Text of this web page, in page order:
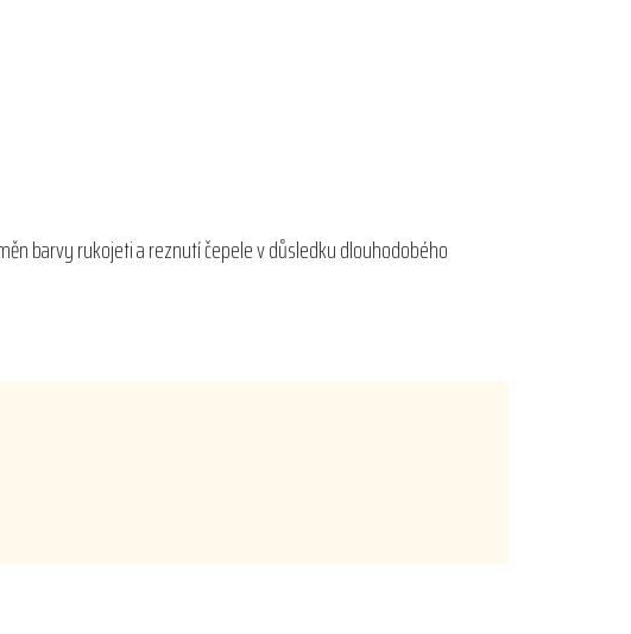
barvy rukojeti a reznutí čepele v důsledku dlouhodobého